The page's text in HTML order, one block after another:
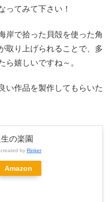
ってみて下さい！
岸で拾った貝殻を使った角
取り上げられることで、多
ら嬉しいですね～。
い作品を製作してもらいた
生の楽園
created by Rinker
Amazon